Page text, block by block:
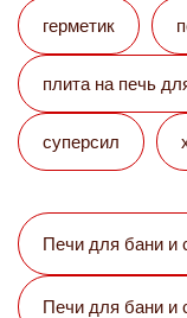
герметик
плита на печь
суперсил
Печи для бани и
Печи для бани и